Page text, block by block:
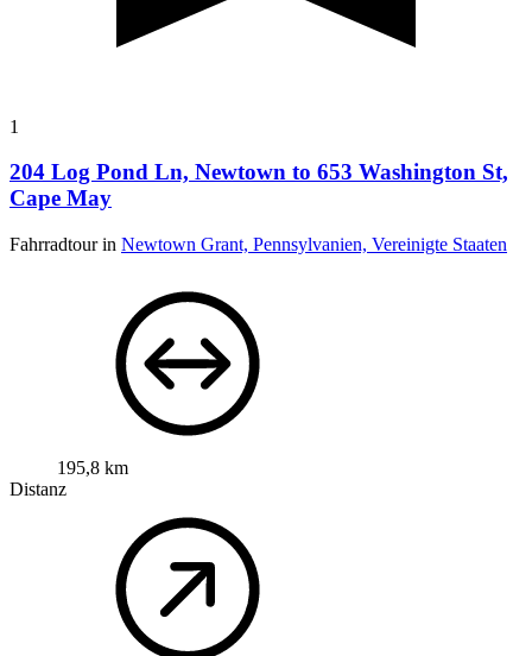
1
204 Log Pond Ln, Newtown to 653 Washington St,
Cape May
Fahrradtour in Newtown Grant, Pennsylvanien, Vereinigte Staaten
195,8 km
Distanz